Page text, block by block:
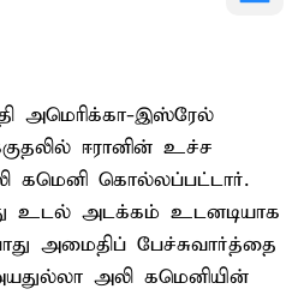
அமெரிக்கா-இஸ்ரேல்
ஈரானின் உச்ச
கமெனி கொல்லப்பட்டார்.
உடல் அடக்கம் உடனடியாக
அமைதிப் பேச்சுவார்த்தை
அலி கமெனியின்